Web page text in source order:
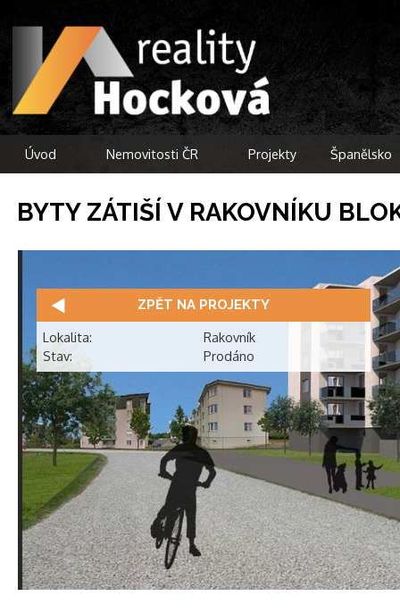
Úvod Nemovitosti ČR Projekty Španělsko
BYTY ZÁTIŠÍ V RAKOVNÍKU
ZPĚT NA PROJEKTY
Lokalita:
Rakovník
Stav:
Prodáno